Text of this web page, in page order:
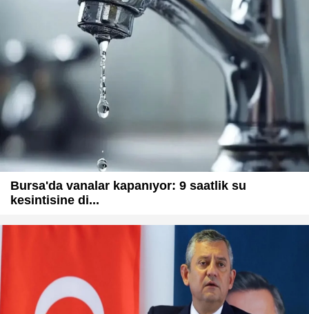
Bursa'da vanalar kapanıyor: 9 saatlik su
kesintisine di...